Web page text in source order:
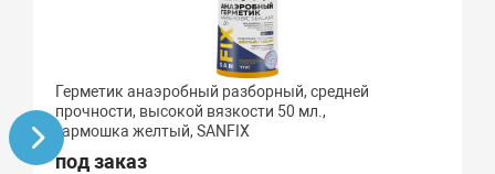
Герметик анаэробный разборный, средней
прочности, высокой вязкости 50 мл.,
гармошка желтый, SANFIX
под заказ